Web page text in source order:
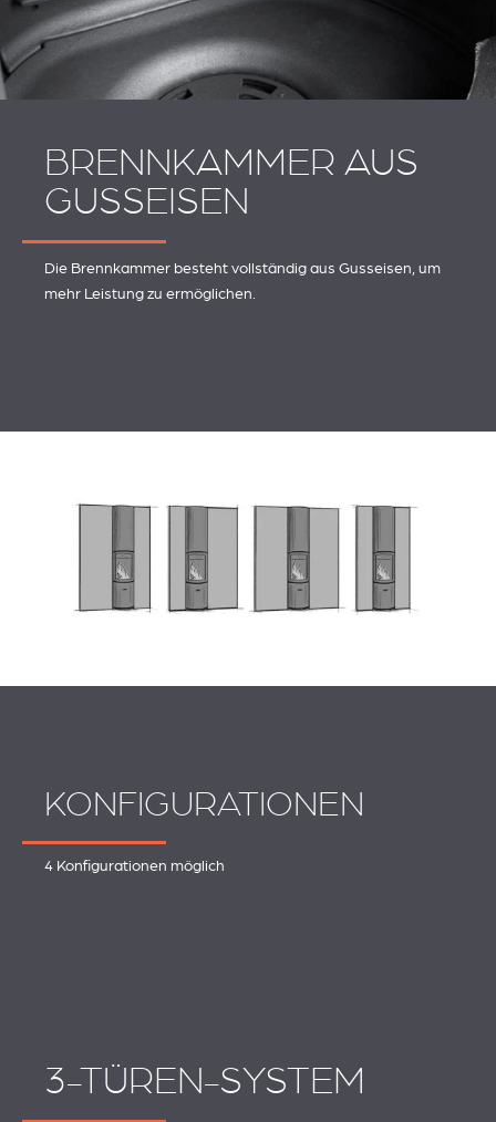
BRENNKAMMER AUS
GUSSEISEN
Die Brennkammer besteht vollständig aus Gusseisen, um
mehr Leistung zu ermöglichen.
KONFIGURATIONEN
4 Konfigurationen möglich
3-TÜREN-SYSTEM